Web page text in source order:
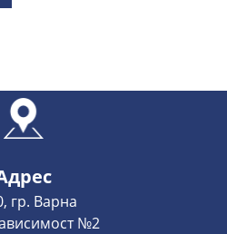
гр. Варна
№2